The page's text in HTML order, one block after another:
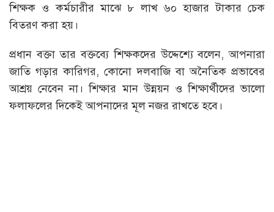
শিক্ষক ও কর্মচারীর মাঝে ৮ লাখ ৬০ হাজার টাকার চেক
বিতরণ করা হয়।
প্রধান বক্তা তার বক্তব্যে শিক্ষকদের উদ্দেশ্যে বলেন, আপনারা
জাতি গড়ার কারিগর, কোনো দলবাজি বা অনৈতিক প্রভাবের
আশ্রয় নেবেন না। শিক্ষার মান উন্নয়ন ও শিক্ষার্থীদের ভালো
ফলাফলের দিকেই আপনাদের মূল নজর রাখতে হবে।